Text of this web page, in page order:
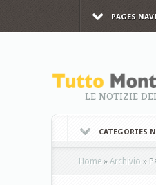
PAGES
LE NOTIZIE
CATEGORIES
Home » Archivio »